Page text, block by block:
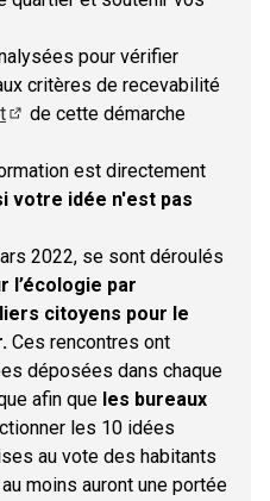
pour vérifier
critères de recevabilité
de cette démarche
est directement
votre idée n'est pas
2022, se sont déroulés
l’écologie par
citoyens pour le
Ces rencontres ont
déposées dans chaque
afin que les bureaux
les 10 idées
au vote des habitants
moins auront une portée